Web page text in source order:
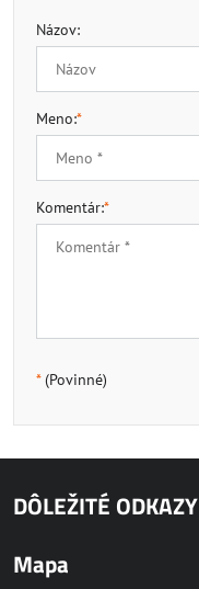
Názov:
Meno:*
Komentár:*
*(Povinné)
DÔLEŽITÉ ODKAZY
Mapa